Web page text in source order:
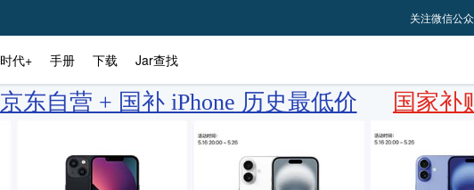
关注微信公
时代+ 手册 下载 Jar查找
京东自营 + 国补 iPhone 历史最低价 国家补